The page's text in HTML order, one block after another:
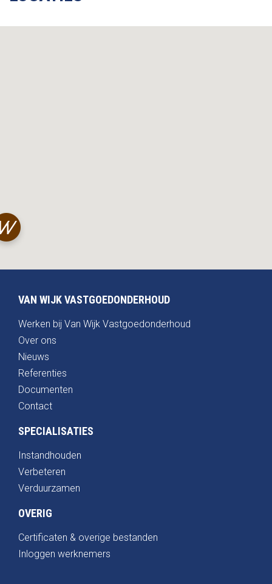
VAN WIJK VASTGOEDONDERHOUD
Werken bij Van Wijk Vastgoedonderhoud
Over ons
Nieuws
Referenties
Documenten
Contact
SPECIALISATIES
Instandhouden
Verbeteren
Verduurzamen
OVERIG
Certificaten & overige bestanden
Inloggen werknemers